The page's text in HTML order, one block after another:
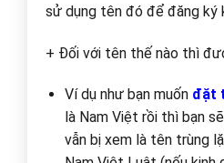
sử dụng tên đó để đăng ký
+ Đối với tên thế nào thì
Ví dụ như bạn muốn đặt
là Nam Việt rồi thì bạn
vẫn bị xem là tên trùng